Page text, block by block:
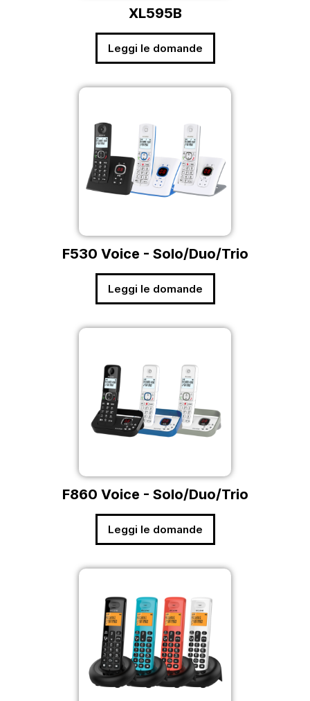
XL595B
Leggi le domande
F530 Voice - Solo/Duo/Trio
Leggi le domande
F860 Voice - Solo/Duo/Trio
Leggi le domande